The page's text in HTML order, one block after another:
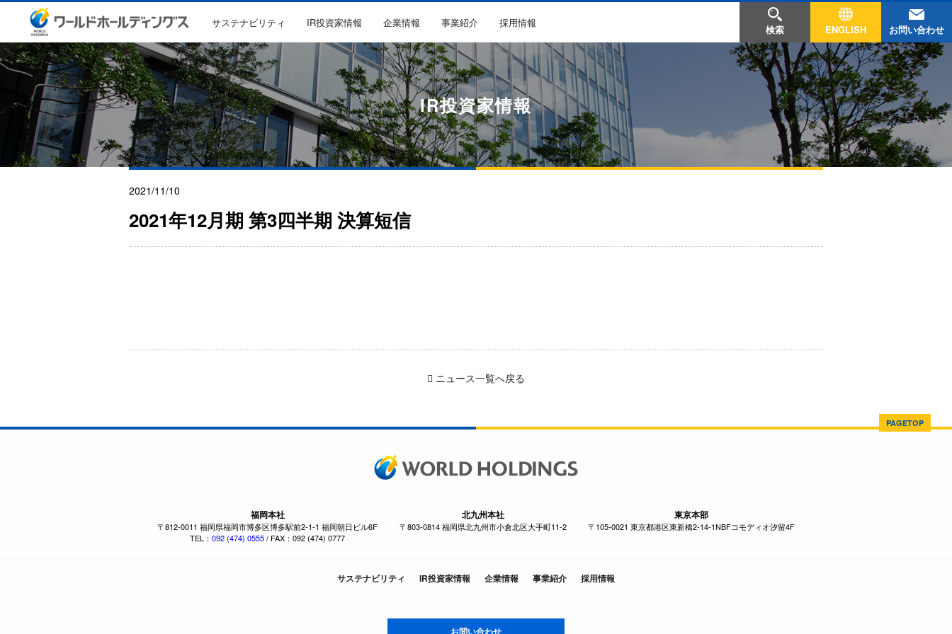
サステナビリティ IR投資家情報 企業情報 事業紹介 採用情報
検索 ENGLISH お問い合わせ
IR投資家情報
2021/11/10
2021年12月期 第3四半期 決算短信
ニュース一覧へ戻る
PAGETOP
福岡本社
〒812-0011 福岡県福岡市博多区博多駅前2-1-1 福岡朝日ビル6F
TEL： 092 (474) 0555/ FAX：092 (474) 0777
北九州本社
〒803-0814 福岡県北九州市小倉北区大手町11-2
東京本部
〒105-0021 東京都港区東新橋2-14-1NBFコモディオ汐留4F
サステナビリティ IR投資家情報 企業情報 事業紹介 採用情報
お問い合わせ